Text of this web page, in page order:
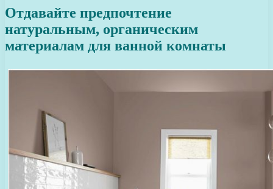
Отдавайте предпочтение
натуральным, органическим
материалам для ванной комнаты